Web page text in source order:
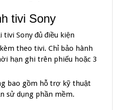
tivi Sony
tivi Sony đủ điều kiện
theo tivi. Chỉ bảo hành
hạn ghi trên phiếu hoặc 3
bao gồm hỗ trợ kỹ thuật
sử dụng phần mềm.